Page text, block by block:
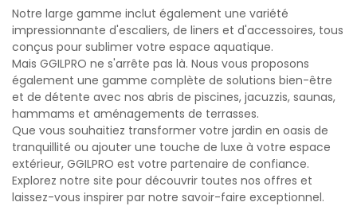
Notre large gamme inclut également une variété
impressionnante d'escaliers, de liners et d'accessoires, tous
conçus pour sublimer votre espace aquatique.
Mais GGILPRO ne s'arrête pas là. Nous vous proposons
également une gamme complète de solutions bien-être
et de détente avec nos abris de piscines, jacuzzis, saunas,
hammams et aménagements de terrasses.
Que vous souhaitiez transformer votre jardin en oasis de
tranquillité ou ajouter une touche de luxe à votre espace
extérieur, GGILPRO est votre partenaire de confiance.
Explorez notre site pour découvrir toutes nos offres et
laissez-vous inspirer par notre savoir-faire exceptionnel.